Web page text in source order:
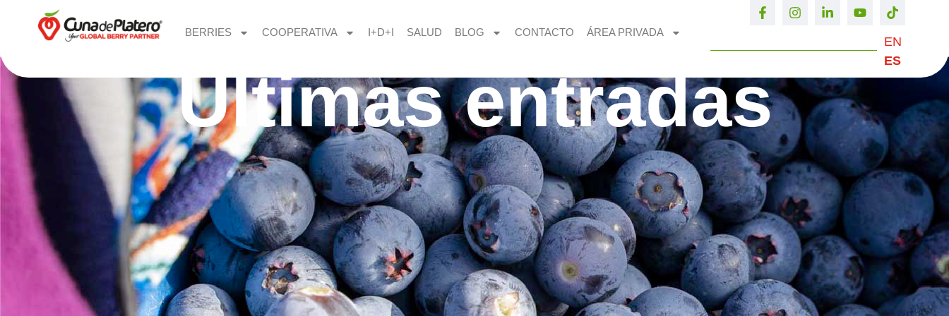
BERRIES COOPERATIVA I+D+I SALUD BLOG CONTACTO ÁREA PRIVADA
EN
ES
Últimas entradas